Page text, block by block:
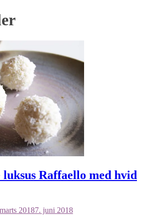
Raffaello med hvid
20187. juni 2018